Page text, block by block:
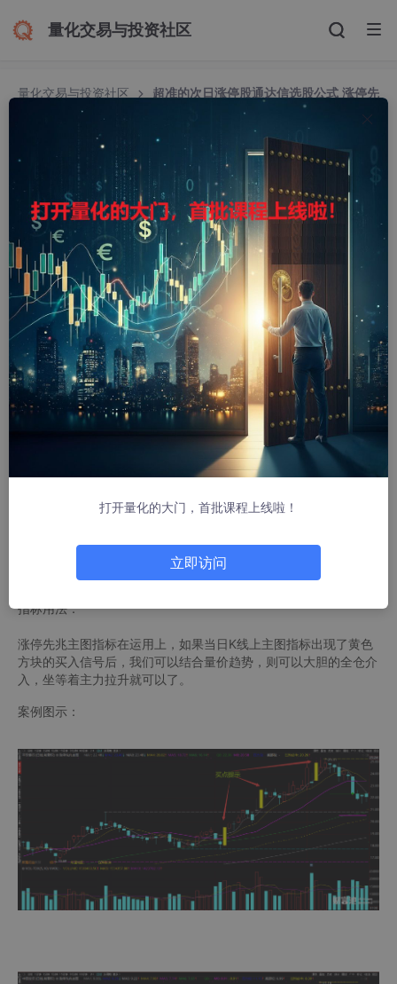
量化交易与投资社区
量化交易与投资社区
超准的次日涨停股通达信选股公式 涨停先
兆主图指标公式 源码
超准的次日涨停股通达信选股公式 涨停先兆主图指
标公式 源码
cfchicom
19703人浏览 · 2021-08-12 15:13:37
指标思路：
最近闲来无事，一直在测试妖股，搞了个捉妖的选股+主图信号。
选股出的信号主图上显示黄色K线；
既然捉妖铁的纪律是“非妖不干”，不妖不参与，选出来的股票一般
多一条命，失败信号不多的；
按照强者恒强道理，只买第一次涨停收盘后站稳涨停收盘的票，买
涨停风险高，利润高。无论什么行情，买对都是大肉吃,买错就吃
面喽，回马枪也有可能的。当然风险，风险，风险是很大的喽！自
https://www.cfchi.com/formula/xuangugongshi/5766.html
指标用法：
涨停先兆主图指标在运用上，如果当日K线上主图指标出现了黄色
方块的买入信号后，我们可以结合量价趋势，则可以大胆的全仓介
入，坐等着主力拉升就可以了。
案例图示：
打开量化的大门，首批课程上线啦！
立即访问